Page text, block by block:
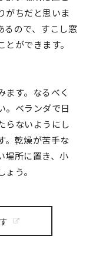
がちだと思いま
るので、すこし窓
ができます。
ます。なるべく
。ベランダで日
らないようにし
。乾燥が苦手な
場所に置き、小
う。